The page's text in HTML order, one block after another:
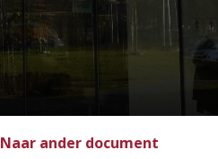
Naar ander document